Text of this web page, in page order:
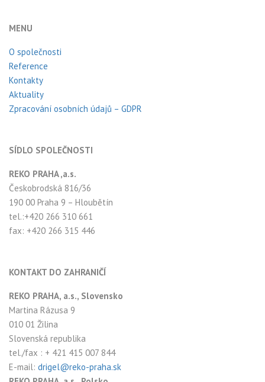
MENU
O společnosti
Reference
Kontakty
Aktuality
Zpracování osobních údajů – GDPR
SÍDLO SPOLEČNOSTI
REKO PRAHA ,a.s.
Českobrodská 816/36
190 00 Praha 9 – Hloubětín
tel.:+420 266 310 661
fax: +420 266 315 446
KONTAKT DO ZAHRANIČÍ
REKO PRAHA, a.s., Slovensko
Martina Rázusa 9
010 01 Žilina
Slovenská republika
tel./fax : + 421 415 007 844
E-mail: drigel@reko-praha.sk